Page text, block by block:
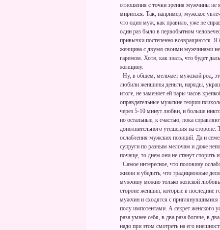
отношения с точки зрения мужчины не
мириться. Так, например, мужское
что один муж, как правило, уже не
один раз было в первобытном
привычки постепенно возвращаются. Я
женщина с двумя своими мужчинами не
гаремом. Хотя, как знать, что будет
женщину.
Ну, в общем, мельчает мужской род,
любили женщины деньги, наряды,
итоге, не заменяет ей пары часов
оправдательные мужские теории
через 5-10 минут любви, и больше
но остальные, к счастью, пока
дополнительного утешения на стороне.
ослабления мужских позиций. Да и
супруги по разным мелочам и даже
почаще, то днем они не станут спорить
Самое интересное, что половину
жизни и убедить, что традиционные
мужчину можно только женской
стороне женщин, которые в последние
мужчин и сходятся с приглянувшимися
полу импотентами. А секрет женского
раза умнее себя, в два раза богаче, в
надо при этом смотреть на его